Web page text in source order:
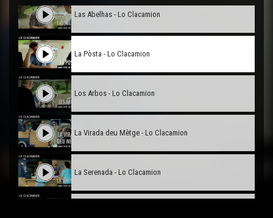
Las Abelhas - Lo Clacamion
La Pòsta - Lo Clacamion
Los Arbos - Lo Clacamion
La Virada deu Mètge - Lo Clacamion
La Serenada - Lo Clacamion